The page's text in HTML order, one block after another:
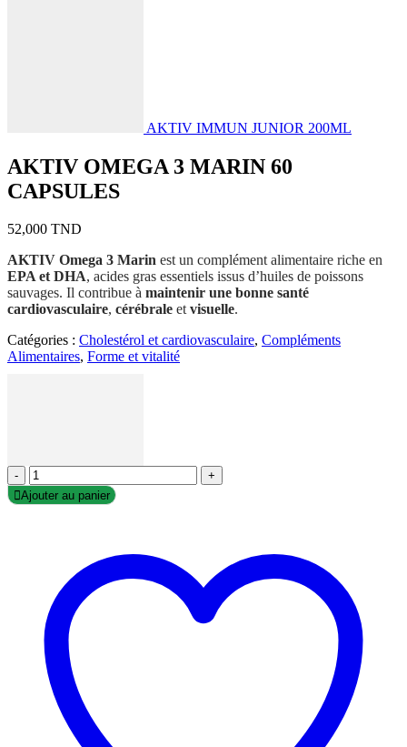
AKTIV IMMUN JUNIOR 200ML
AKTIV OMEGA 3 MARIN 60
CAPSULES
52,000 TND
AKTIV Omega 3 Marin est un complément alimentaire riche en
EPA et DHA, acides gras essentiels issus d’huiles de poissons
sauvages. Il contribue à maintenir une bonne santé
cardiovasculaire, cérébrale etvisuelle.
Catégories : Cholestérol et cardiovasculaire, Compléments
Alimentaires, Forme et vitalité
-
+
Ajouter au panier